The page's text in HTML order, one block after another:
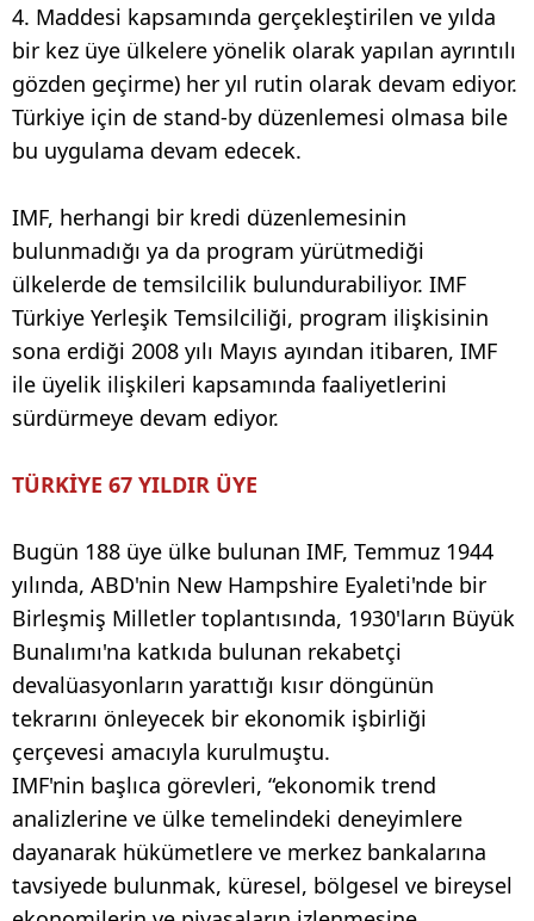
4. Maddesi kapsamında gerçekleştirilen ve yılda
bir kez üye ülkelere yönelik olarak yapılan ayrıntılı
gözden geçirme) her yıl rutin olarak devam ediyor.
Türkiye için de stand-by düzenlemesi olmasa bile
bu uygulama devam edecek.
IMF, herhangi bir kredi düzenlemesinin
bulunmadığı ya da program yürütmediği
ülkelerde de temsilcilik bulundurabiliyor. IMF
Türkiye Yerleşik Temsilciliği, program ilişkisinin
sona erdiği 2008 yılı Mayıs ayından itibaren, IMF
ile üyelik ilişkileri kapsamında faaliyetlerini
sürdürmeye devam ediyor.
TÜRKİYE 67 YILDIR ÜYE
Bugün 188 üye ülke bulunan IMF, Temmuz 1944
yılında, ABD'nin New Hampshire Eyaleti'nde bir
Birleşmiş Milletler toplantısında, 1930'ların Büyük
Bunalımı'na katkıda bulunan rekabetçi
devalüasyonların yarattığı kısır döngünün
tekrarını önleyecek bir ekonomik işbirliği
çerçevesi amacıyla kurulmuştu.
IMF'nin başlıca görevleri, “ekonomik trend
analizlerine ve ülke temelindeki deneyimlere
dayanarak hükümetlere ve merkez bankalarına
tavsiyede bulunmak, küresel, bölgesel ve bireysel